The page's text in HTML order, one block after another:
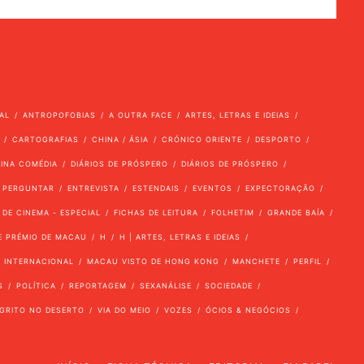
ANTROPOFOBIAS A OUTRA FACE ARTES, LETRAS E IDEIAS
CARTOGRAFIAS CHINA / ÁSIA CRÓNICO ORIENTE DESPORTO
COMÉDIA DIÁRIOS DE PRÓSPERO DIÁRIOS DE PRÓSPERO
ENTREVISTA ESTENDAIS EVENTOS EXPECTORAÇÃO
CINEMA - ESPECIAL FICHAS DE LEITURA FOLHETIM GRANDE BAÍA
PRÉMIO DE MACAU H H | ARTES, LETRAS E IDEIAS
INTERNACIONAL MACAU VISTO DE HONG KONG MANCHETE PERFIL
POLÍTICA REPORTAGEM SEXANÁLISE SOCIEDADE
NO DESERTO VIA DO MEIO VOZES ÓCIOS & NEGÓCIOS